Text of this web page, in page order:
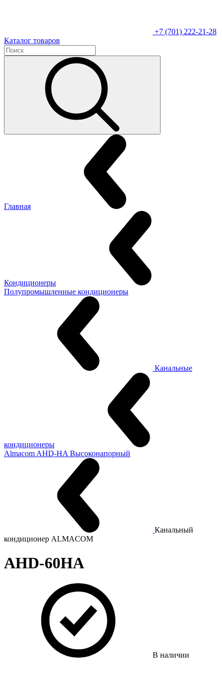
+7 (701) 222-21-28
Каталог товаров
Главная
Кондиционеры
Полупромышленные кондиционеры
Канальные
кондиционеры
Almacom AHD-HA Высоконапорный
Канальный
кондиционер ALMACOM
AHD-60HA
В наличии